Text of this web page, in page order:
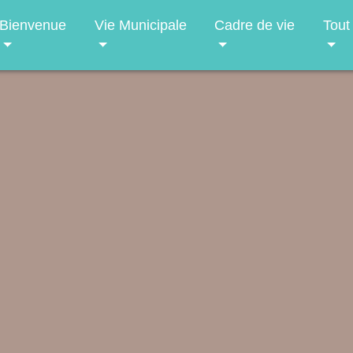
Bienvenue Vie Municipale Cadre de vie